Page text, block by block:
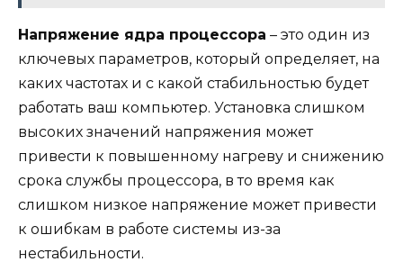
Напряжение ядра процессора – это один из
ключевых параметров, который определяет, на
каких частотах и с какой стабильностью будет
работать ваш компьютер. Установка слишком
высоких значений напряжения может
привести к повышенному нагреву и снижению
срока службы процессора, в то время как
слишком низкое напряжение может привести
к ошибкам в работе системы из-за
нестабильности.